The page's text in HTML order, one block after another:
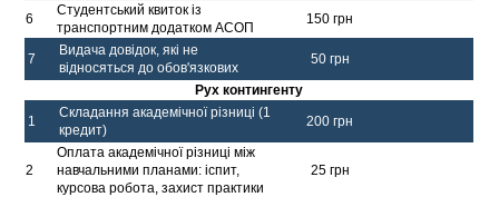
6
Студентський квиток із
транспортним додатком АСОП
150 грн
7
Видача довідок, які не
відносяться до обов'язкових
50 грн
Рух контингенту
1
Складання академічної різниці (1
кредит)
200 грн
2
Оплата академічної різниці між
навчальними планами: іспит,
курсова робота, захист практики
25 грн